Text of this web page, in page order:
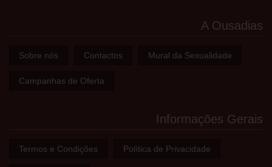
A Ousadias
Sobre nós Contactos Mural da Sexualidade
Campanhas de Oferta
Informações Gerais
Termos e Condições Política de Privacidade